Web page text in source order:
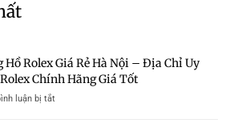
Hồ Rolex Giá Rẻ Hà Nội – Địa Chỉ Uy
Chính Hãng Giá Tốt
luận bị tắtở